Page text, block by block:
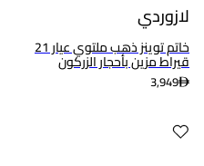
لازوردي
خاتم توينز ذهب ملتوي عيار 21
قيراط مزين بأحجار الزركون
3,949